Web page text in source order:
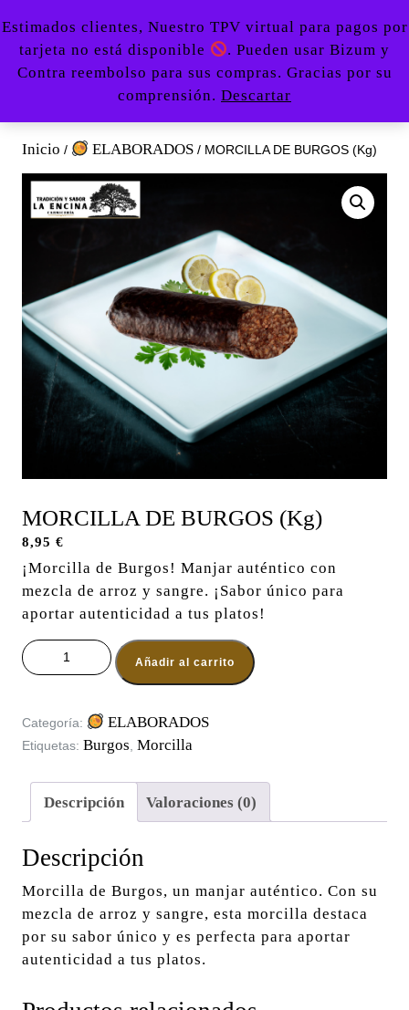
Estimados clientes, Nuestro TPV virtual para pagos por
tarjeta no está disponible
. Pueden usar Bizum y
Contra reembolso para sus compras. Gracias por su
comprensión. Descartar
al
contenido
de
Acceder
Registro
carrito
la
compra
670479107
Inicio / ELABORADOS / MORCILLA DE BURGOS (Kg)
MORCILLA DE BURGOS (Kg)
8,95 €
¡Morcilla de Burgos! Manjar auténtico con
mezcla de arroz y sangre. ¡Sabor único para
aportar autenticidad a tus platos!
MORCILLA DE BURGOS (Kg) cantidad
Añadir al carrito
Categoría: ELABORADOS
Etiquetas: Burgos, Morcilla
Descripción Valoraciones (0)
Descripción
Morcilla de Burgos, un manjar auténtico. Con su
mezcla de arroz y sangre, esta morcilla destaca
por su sabor único y es perfecta para aportar
autenticidad a tus platos.